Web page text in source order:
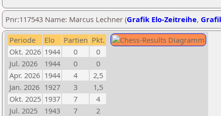
Pnr:117543 Name: Marcus Lechner (Grafik Elo-Zeitreihe,
Periode Elo Partien Pkt.
Okt. 2026 1944 0
0
Jul. 2026
1944 0
0
Apr. 2026 1944 4
2,5
Jan. 2026 1927 3
1,5
Okt. 2025 1937 7
4
Jul. 2025
1943 7
2